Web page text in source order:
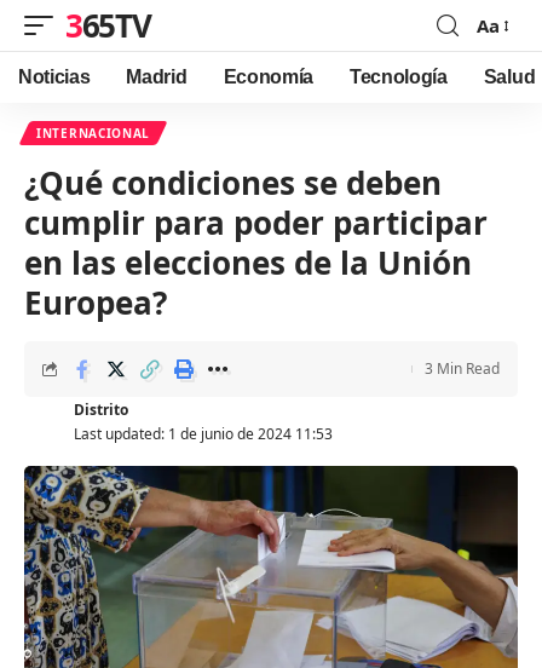
365TV
Font
Resizer
Aa
Noticias Madrid Economía Tecnología Salud
INTERNACIONAL
¿Qué condiciones se deben
cumplir para poder participar
en las elecciones de la Unión
Europea?
Last updated: 1 de junio de 2024 11:53
Distrito
3 Min Read